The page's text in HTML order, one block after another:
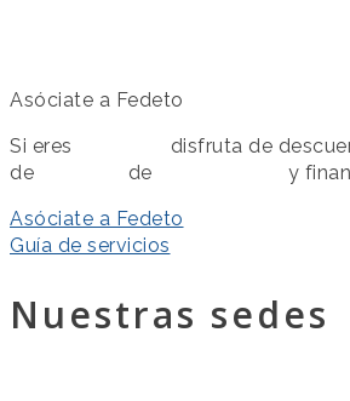
Asóciate a Fedeto
Si eres
disfruta de
de
de
y
Asóciate a Fedeto
Guía de servicios
Nuestras sedes